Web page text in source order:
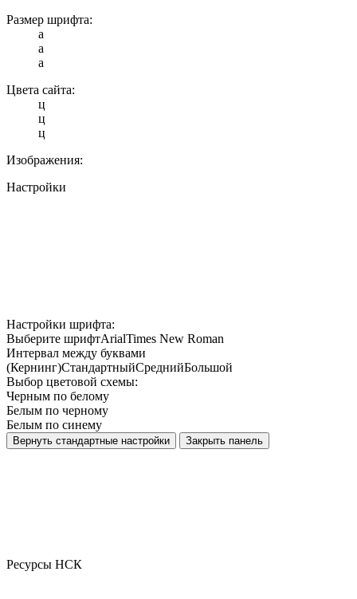
Размер шрифта:
a
a
a
Цвета сайта:
ц
ц
ц
Изображения:
Настройки
Настройки шрифта:
Выберите шрифтArialTimes New Roman
Интервал между буквами
(Кернинг)СтандартныйСреднийБольшой
Выбор цветовой схемы:
Черным по белому
Белым по черному
Белым по синему
Вернуть стандартные настройки Закрыть панель
Ресурсы НСК